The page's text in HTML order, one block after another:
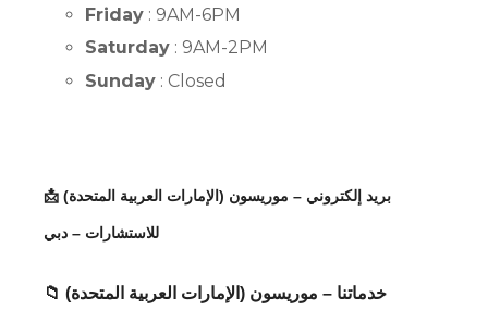
Friday : 9AM-6PM
Saturday : 9AM-2PM
Sunday : Closed
📩 بريد إلكتروني – موريسون (الإمارات العربية المتحدة)
للاستشارات – دبي
📁 خدماتنا – موريسون (الإمارات العربية المتحدة)